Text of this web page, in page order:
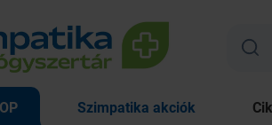
Szimpatika akciók